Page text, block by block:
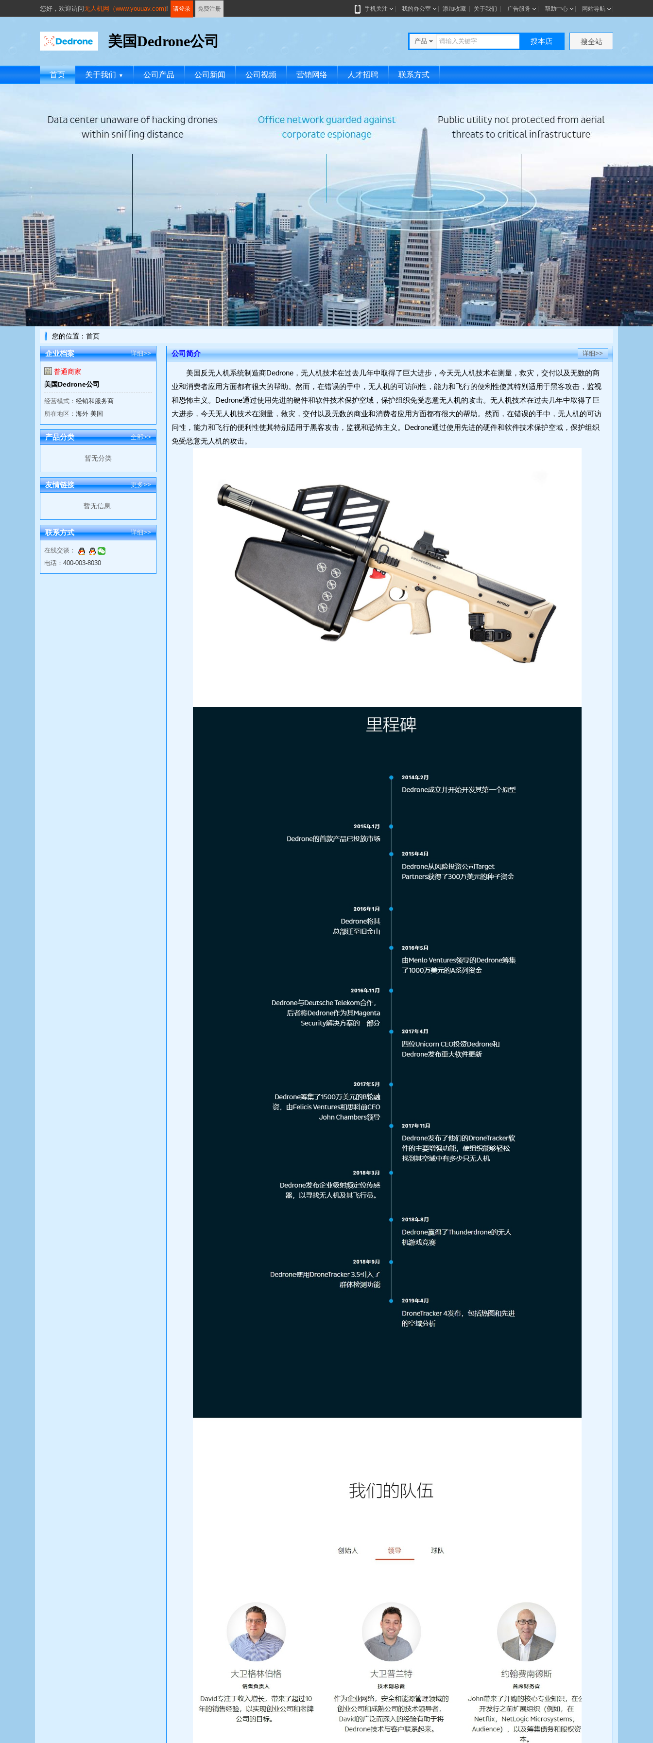
您好， 欢迎访问无人机网（www.youuav.com)! 请登录 免费注册 手机关注 我的办公室 添加收藏 关于我们 广告服务 帮助中心 网站导航
美国Dedrone公司 产品 搜本店 搜全站
首页 关于我们 ▼ 公司产品 公司新闻 公司视频 营销网络 人才招聘 联系方式
您的位置： 首页
企业档案 详细>>
普通商家
美国Dedrone公司
经营模式： 经销和服务商
所在地区： 海外 美国
产品分类 全部>>
暂无分类
友情链接 更多>>
暂无信息.
联系方式 详细>>
在线交谈：
电话： 400-003-8030
公司简介 详细>>
美国反无人机系统制造商Dedrone，无人机技术在过去几年中取得了巨大进步，今天无人机技术在测量，救灾，交付以及无数的商
业和消费者应用方面都有很大的帮助。然而，在错误的手中，无人机的可访问性，能力和飞行的便利性使其特别适用于黑客攻击，监视
和恐怖主义。Dedrone通过使用先进的硬件和软件技术保护空域，保护组织免受恶意无人机的攻击。无人机技术在过去几年中取得了巨
大进步，今天无人机技术在测量，救灾，交付以及无数的商业和消费者应用方面都有很大的帮助。然而，在错误的手中，无人机的可访
问性，能力和飞行的便利性使其特别适用于黑客攻击，监视和恐怖主义。Dedrone通过使用先进的硬件和软件技术保护空域，保护组织
免受恶意无人机的攻击。